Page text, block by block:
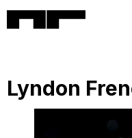
Lyndon